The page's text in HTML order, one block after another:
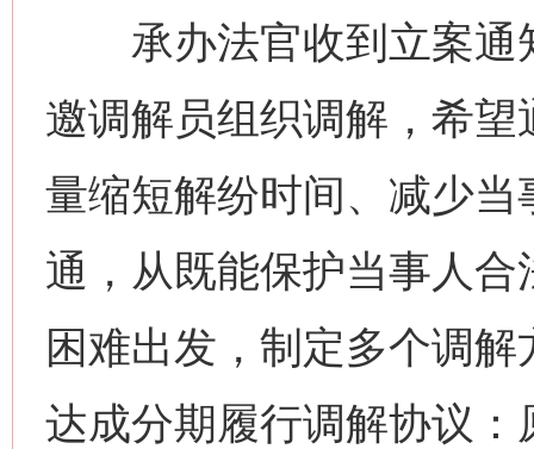
承办法官收到立案通
邀调解员组织调解，希
量缩短解纷时间、减少
通，从既能保护当事人
困难出发，制定多个调
达成分期履行调解协议